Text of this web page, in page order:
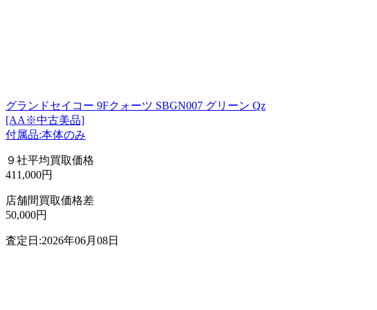
グランドセイコー 9Fクォーツ SBGN007 グリーン Qz
[AA※中古美品]
付属品:本体のみ
９社平均買取価格
411,000円
店舗間買取価格差
50,000円
査定日:2026年06月08日